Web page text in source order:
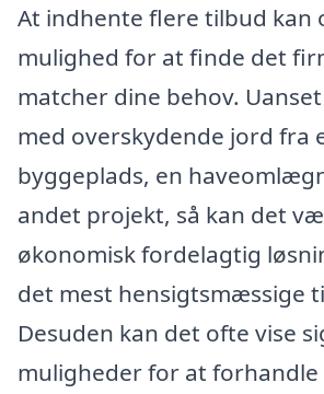
At indhente flere tilbud kan
mulighed for at finde det
matcher dine behov.
med overskydende jord fra
byggeplads, en
andet projekt, så kan det
økonomisk fordelagtig
det mest hensigtsmæssige
Desuden kan det ofte vise
muligheder for at forhandle